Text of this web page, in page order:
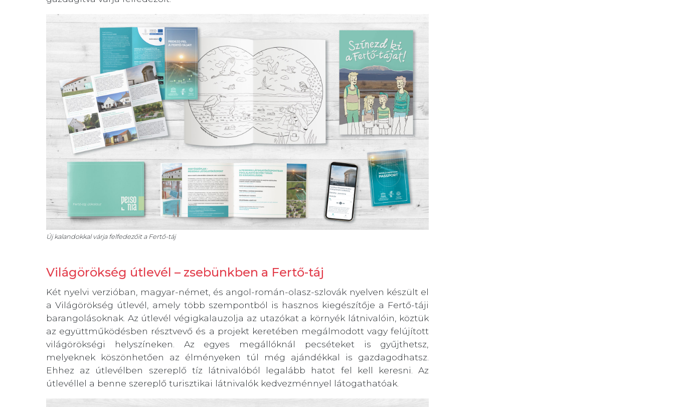
Új kalandokkal várja felfedezőit a Fertő-táj
Világörökség útlevél – zsebünkben a Fertő-táj
Két nyelvi verzióban, magyar-német, és angol-román-olasz-szlovák nyelven készült el
a Világörökség útlevél, amely több szempontból is hasznos kiegészítője a Fertő-táji
barangolásoknak. Az útlevél végigkalauzolja az utazókat a környék látnivalóin, köztük
az együttműködésben résztvevő és a projekt keretében megálmodott vagy felújított
világörökségi helyszíneken. Az egyes megállóknál pecséteket is gyűjthetsz,
melyeknek köszönhetően az élményeken túl még ajándékkal is gazdagodhatsz.
Ehhez az útlevélben szereplő tíz látnivalóból legalább hatot fel kell keresni. Az
útlevéllel a benne szereplő turisztikai látnivalók kedvezménnyel látogathatóak.